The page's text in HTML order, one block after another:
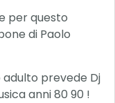
per questo
di Paolo
prevede Dj
anni 80 90 !